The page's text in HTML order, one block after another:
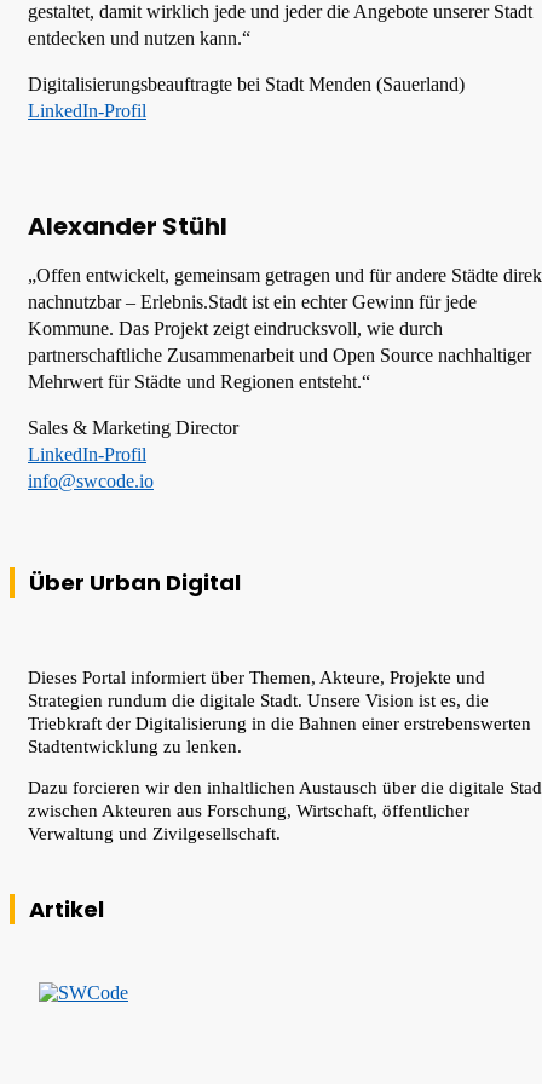
gestaltet, damit wirklich jede und jeder die Angebote unserer Stadt
entdecken und nutzen kann.“
Digitalisierungsbeauftragte bei Stadt Menden (Sauerland)
LinkedIn-Profil
Alexander Stühl
„Offen entwickelt, gemeinsam getragen und für andere Städte
nachnutzbar – Erlebnis.Stadt ist ein echter Gewinn für jede
Kommune. Das Projekt zeigt eindrucksvoll, wie durch
partnerschaftliche Zusammenarbeit und Open Source nachhaltiger
Mehrwert für Städte und Regionen entsteht.“
Sales & Marketing Director
LinkedIn-Profil
info@swcode.io
Über Urban Digital
Dieses Portal informiert über Themen, Akteure, Projekte und
Strategien rundum die digitale Stadt. Unsere Vision ist es, die
Triebkraft der Digitalisierung in die Bahnen einer erstrebenswerten
Stadtentwicklung zu lenken.
Dazu forcieren wir den inhaltlichen Austausch über die digitale
zwischen Akteuren aus Forschung, Wirtschaft, öffentlicher
Verwaltung und Zivilgesellschaft.
Artikel